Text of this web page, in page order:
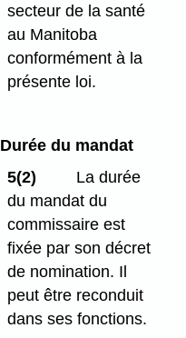
secteur de la santé
au Manitoba
conformément à la
présente loi.
Durée du mandat
5(2)
La durée
du mandat du
commissaire est
fixée par son décret
de nomination. Il
peut être reconduit
dans ses fonctions.